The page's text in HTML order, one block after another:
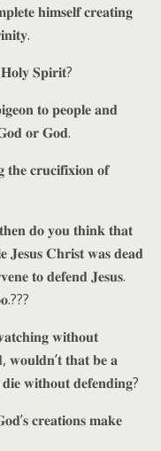
𝐡𝐢𝐦𝐬𝐞𝐥𝐟 𝐜𝐫𝐞𝐚𝐭𝐢𝐧𝐠
𝐒𝐩𝐢𝐫𝐢𝐭?
𝐭𝐨 𝐩𝐞𝐨𝐩𝐥𝐞 𝐚𝐧𝐝
𝐆𝐨𝐝 𝐨𝐫 𝐆𝐨𝐝.
𝐜𝐫𝐮𝐜𝐢𝐟𝐢𝐱𝐢𝐨𝐧 𝐨𝐟
𝐝𝐨 𝐲𝐨𝐮 𝐭𝐡𝐢𝐧𝐤 𝐭𝐡𝐚𝐭
𝐉𝐞𝐬𝐮𝐬 𝐂𝐡𝐫𝐢𝐬𝐭 𝐰𝐚𝐬 𝐝𝐞𝐚𝐝
𝐭𝐨 𝐝𝐞𝐟𝐞𝐧𝐝 𝐉𝐞𝐬𝐮𝐬.
𝐰𝐢𝐭𝐡𝐨𝐮𝐭
𝐰𝐨𝐮𝐥𝐝𝐧’𝐭 𝐭𝐡𝐚𝐭 𝐛𝐞 𝐚
𝐰𝐢𝐭𝐡𝐨𝐮𝐭 𝐝𝐞𝐟𝐞𝐧𝐝𝐢𝐧𝐠?
𝐜𝐫𝐞𝐚𝐭𝐢𝐨𝐧𝐬 𝐦𝐚𝐤𝐞